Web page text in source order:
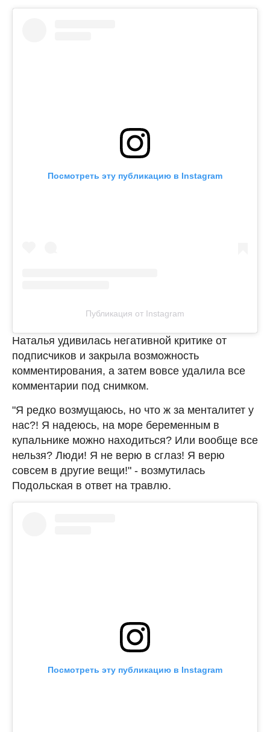
Посмотреть эту публикацию в Instagram
Публикация от Instagram
Наталья удивилась негативной критике от
подписчиков и закрыла возможность
комментирования, а затем вовсе удалила все
комментарии под снимком.
"Я редко возмущаюсь, но что ж за менталитет у
нас?! Я надеюсь, на море беременным в
купальнике можно находиться? Или вообще все
нельзя? Люди! Я не верю в сглаз! Я верю
совсем в другие вещи!" - возмутилась
Подольская в ответ на травлю.
Посмотреть эту публикацию в Instagram